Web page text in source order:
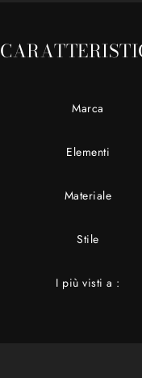
Marca
Elementi
Materiale
Stile
I più visti a :